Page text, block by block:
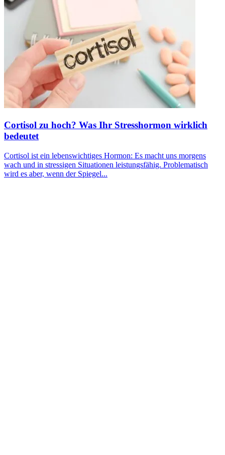
Cortisol zu hoch? Was Ihr Stresshormon wirklich
bedeutet
Cortisol ist ein lebenswichtiges Hormon: Es macht uns morgens
wach und in stressigen Situationen leistungsfähig. Problematisch
wird es aber, wenn der Spiegel...